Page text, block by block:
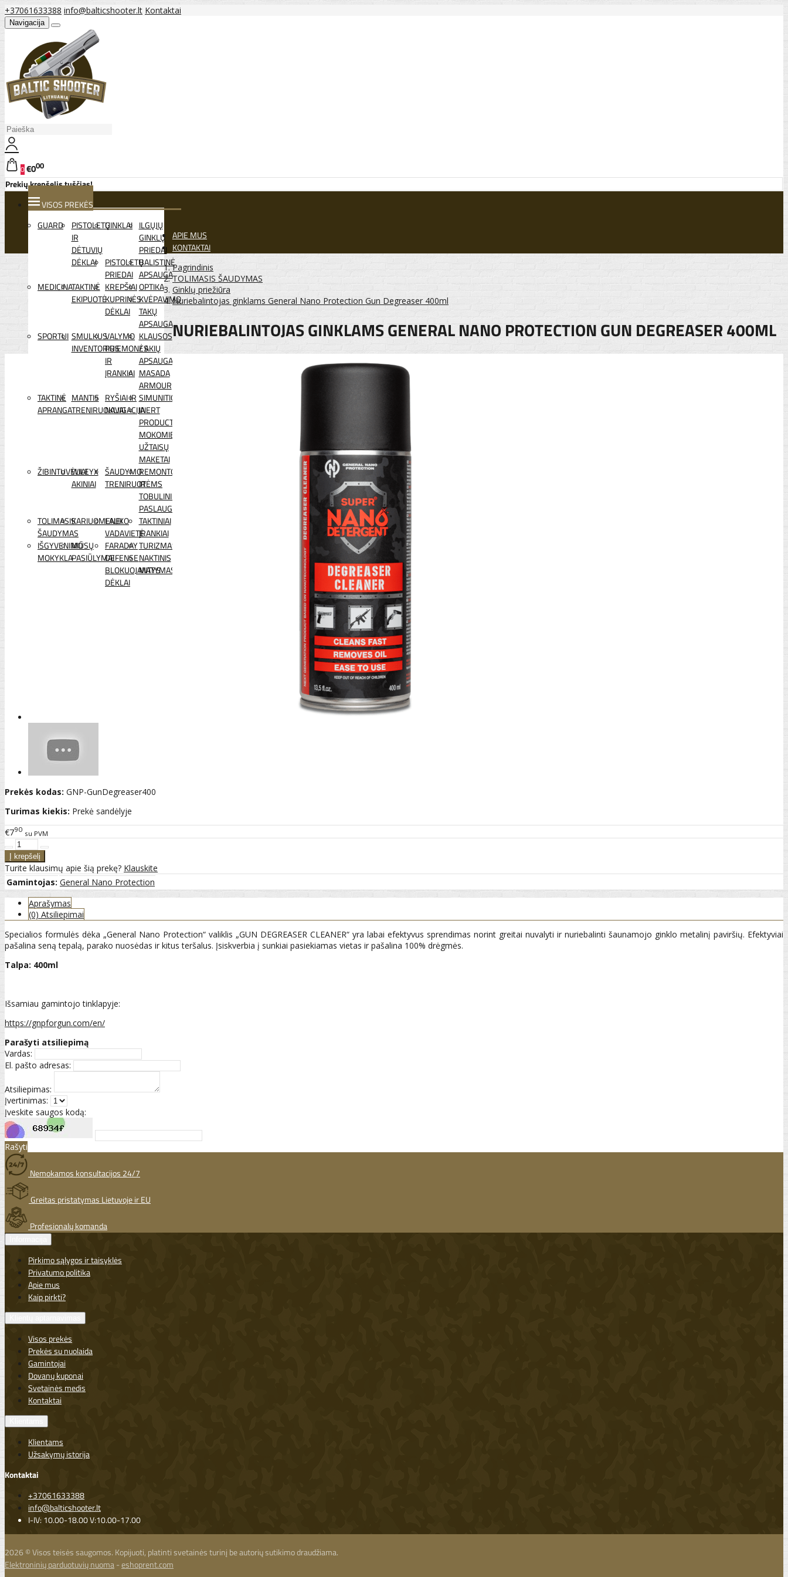
+37061633388 info@balticshooter.lt Kontaktai
Navigacija
0€000
Prekių krepšelis tuščias!
VISOS PREKĖS
GUARD
PISTOLETŲ
IR
DĖTUVIŲ
DĖKLAI
GINKLAI ILGŲJŲ
GINKLŲ
PRIEDAI
PISTOLETŲ
PRIEDAI
BALISTINĖ
APSAUGA
MEDICINATAKTINĖ
EKIPUOTĖ
KREPŠIAI
KUPRINĖS
DĖKLAI
OPTIKA
KVĖPAVIMO
TAKŲ
APSAUGA
SPORTUI SMULKUS
INVENTORIUS
VALYMO
PRIEMONĖS
IR
ĮRANKIAI
KLAUSOS
/ AKIŲ
APSAUGA
MASADA
ARMOUR
TAKTINĖ
APRANGA
MANTIS
TRENIRUOKLIAI
RYŠIAI IR
NAVIGACIJA
SIMUNITION
INERT
PRODUCTS
MOKOMIEJI
UŽTAISŲ
MAKETAI
ŽIBINTUVĖLIAI
WILEYX
AKINIAI
ŠAUDYMO
TRENIRUOTĖMS
REMONTO
IR
TOBULINIMO
PASLAUGOS
TOLIMASIS
ŠAUDYMAS
KARIUOMENEI
LAUKO
VADAVIETĖ
TAKTINIAI
ĮRANKIAI
IŠGYVENIMO
MOKYKLA
MŪSŲ
PASIŪLYMAI
FARADAY
DEFENSE
BLOKUOJANTYS
DĖKLAI
TURIZMAS
NAKTINIS
MATYMAS
APIE MUS
KONTAKTAI
Pagrindinis
TOLIMASIS ŠAUDYMAS
Ginklų priežiūra
Nuriebalintojas ginklams General Nano Protection Gun Degreaser 400ml
NURIEBALINTOJAS GINKLAMS GENERAL NANO PROTECTION GUN DEGREASER 400ML
Prekės kodas: GNP-GunDegreaser400
Turimas kiekis: Prekė sandėlyje
€790 su PVM
Turite klausimų apie šią prekę? Klauskite
Gamintojas: General Nano Protection
Aprašymas
(0) Atsiliepimai
Specialios formulės dėka „General Nano Protection“ valiklis „GUN DEGREASER CLEANER“ yra labai efektyvus sprendimas norint greitai nuvalyti ir nuriebalinti šaunamojo ginklo metalinį paviršių. Efektyviai
pašalina seną tepalą, parako nuosėdas ir kitus teršalus. Įsiskverbia į sunkiai pasiekiamas vietas ir pašalina 100% drėgmės.
Talpa: 400ml
Išsamiau gamintojo tinklapyje:
https://gnpforgun.com/en/
Parašyti atsiliepimą
Vardas:
El. pašto adresas:
Atsiliepimas:
Įvertinimas:
Įveskite saugos kodą:
Rašyti
Nemokamos konsultacijos 24/7
Greitas pristatymas Lietuvoje ir EU
Profesionalų komanda
Pirkimo sąlygos ir taisyklės
Privatumo politika
Apie mus
Kaip pirkti?
Visos prekės
Prekės su nuolaida
Gamintojai
Dovanų kuponai
Svetainės medis
Kontaktai
Klientams
Užsakymų istorija
Kontaktai
+37061633388
info@balticshooter.lt
I-IV: 10.00-18.00 V:10.00-17.00
2026 © Visos teisės saugomos. Kopijuoti, platinti svetainės turinį be autorių sutikimo draudžiama.
Elektroninių parduotuvių nuoma-eshoprent.com